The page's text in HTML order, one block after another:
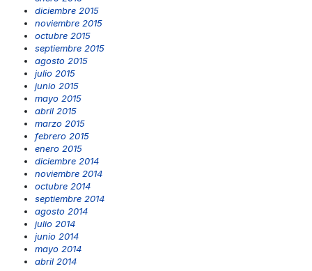
diciembre 2015
noviembre 2015
octubre 2015
septiembre 2015
agosto 2015
julio 2015
junio 2015
mayo 2015
abril 2015
marzo 2015
febrero 2015
enero 2015
diciembre 2014
noviembre 2014
octubre 2014
septiembre 2014
agosto 2014
julio 2014
junio 2014
mayo 2014
abril 2014